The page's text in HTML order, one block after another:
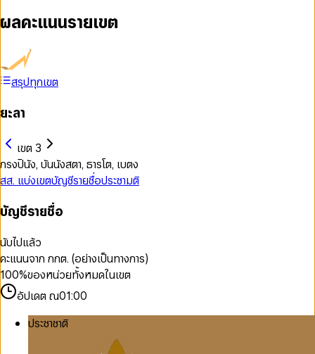
ผลคะแนนรายเขต
สรุปทุกเขต
ยะลา
เขต 3
กรงปินัง, บันนังสตา, ธารโต, เบตง
สส. แบ่งเขตบัญชีรายชื่อประชามติ
บัญชีรายชื่อ
นับไปแล้ว
คะแนนจาก กกต. (อย่างเป็นทางการ)
100%ของหน่วยทั้งหมดในเขต
อัปเดต ณ01:00
ประชาชาติ